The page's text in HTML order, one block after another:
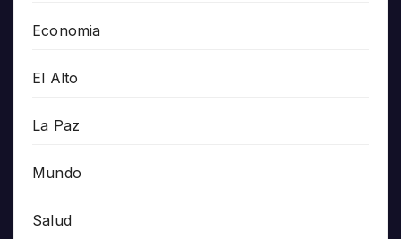
Economia
El Alto
La Paz
Mundo
Salud